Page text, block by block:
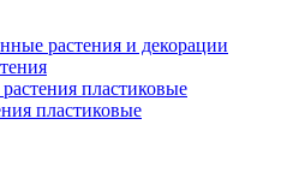
растения и декорации
пластиковые
пластиковые